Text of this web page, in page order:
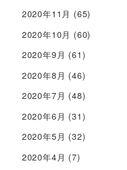
2020年11月 (65)
2020年10月 (60)
2020年9月 (61)
2020年8月 (46)
2020年7月 (48)
2020年6月 (31)
2020年5月 (32)
2020年4月 (7)